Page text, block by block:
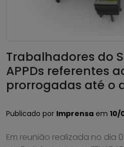
Trabalhadores do
APPDs referentes
prorrogadas até o
Publicado por Imprensa em 10/
Em reunião realizada no dia